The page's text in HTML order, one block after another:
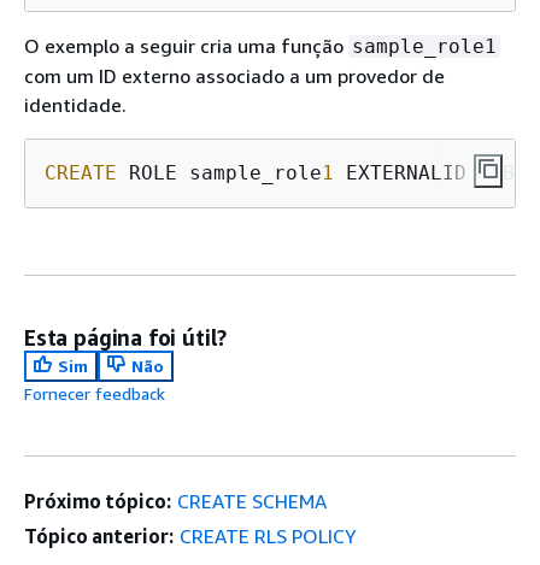
O exemplo a seguir cria uma função sample_role1
com um ID externo associado a um provedor de
identidade.
CREATE ROLE sample_role1 EXTERNALID
Esta página foi útil?
Sim
Não
Fornecer feedback
Próximo tópico: CREATE SCHEMA
Tópico anterior: CREATE RLS POLICY